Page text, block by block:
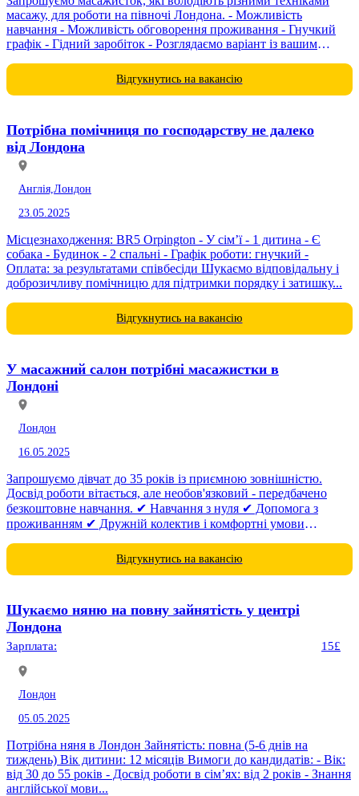
масажу, для роботи на півночі Лондона. - Можливість
навчання - Можливість обговорення проживання - Гнучкий
графік - Гідний заробіток - Розглядаємо варіант із вашим
обговоримо...
Відгукнутись на вакансію
Потрібна помічниця по господарству не далеко
від Лондона
Англія, Лондон
23.05.2025
Місцезнаходження: BR5 Orpington - У сім’ї - 1 дитина - Є
собака - Будинок - 2 спальні - Графік роботи: гнучкий -
Оплата: за результатами співбесіди Шукаємо відповідальну і
доброзичливу помічницю для підтримки порядку і затишку...
Відгукнутись на вакансію
У масажний салон потрібні масажистки в
Лондоні
Лондон
16.05.2025
Запрошуємо дівчат до 35 років із приємною зовнішністю.
Досвід роботи вітається, але необов'язковий - передбачено
безкоштовне навчання. ✔ Навчання з нуля ✔ Допомога з
проживанням ✔ Дружній колектив і комфортні умови
Відгукнутись на вакансію
Шукаємо няню на повну зайнятість у центрі
Лондона
Зарплата: 15£
Лондон
05.05.2025
Потрібна няня в Лондон Зайнятість: повна (5-6 днів на
тиждень) Вік дитини: 12 місяців Вимоги до кандидатів: - Вік:
від 30 до 55 років - Досвід роботи в сім’ях: від 2 років - Знання
англійської мови...